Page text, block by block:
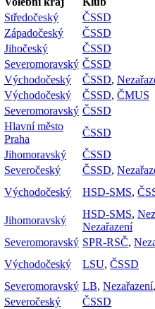
Středočeský
ČSSD
Západočeský
ČSSD
Jihočeský
ČSSD
Severomoravský ČSSD
Východočeský ČSSD,
Východočeský ČSSD, ČMUS
Severomoravský ČSSD
Hlavní město
Praha
ČSSD
Jihomoravský
ČSSD
Severočeský ČSSD,
Východočeský HSD-SMS,
Jihomoravský
HSD-SMS,
Nezařazení
Severomoravský SPR-RSČ,
Východočeský LSU, ČSSD
Severomoravský LB, Nezařazení
Severočeský
ČSSD